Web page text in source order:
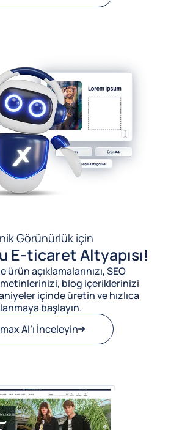
Görünürlük için
E-ticaret Altyapısı!
ürün açıklamalarınızı, SEO
metinlerinizi, blog içeriklerinizi
içinde üretin ve hızlıca
başlayın.
AI’ı İnceleyin